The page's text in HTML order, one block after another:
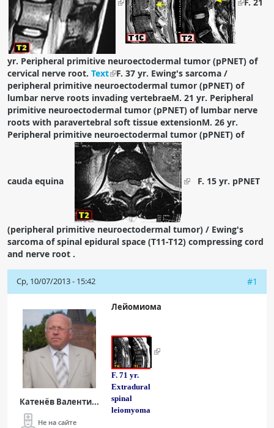
ПАЦИЕНТАМ
Где пройти обследование
Компьютерная томография (КТ)
Магнитно-резонансная томография (МРТ)
Спросить врача
ПОМОЩЬ
yr. Peripheral primitive neuroectodermal tumor (pPNET) of
cervical nerve root. Text
F. 37 yr. Ewing's sarcoma /
peripheral primitive neuroectodermal tumor (pPNET) of
lumbar nerve roots invading vertebraeM. 21 yr. Peripheral
primitive neuroectodermal tumor (pPNET) of lumbar nerve
roots with paravertebral soft tissue extensionM. 26 yr.
Peripheral primitive neuroectodermal tumor (pPNET) of
cauda equina F. 15 yr. pPNET
(peripheral primitive neuroectodermal tumor) / Ewing's
sarcoma of spinal epidural space (T11-T12) compressing cord
and nerve root .
Ср, 10/07/2013 - 15:42 #1
Катенёв Валенти...
Не на сайте
Лейомиома
F. 71 yr.
Extradural
spinal
leiomyoma